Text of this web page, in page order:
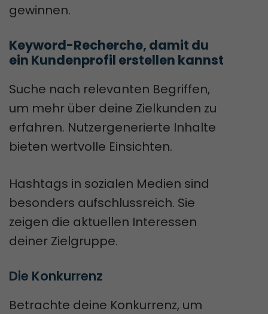
gewinnen.
Keyword-Recherche, damit du
ein Kundenprofil erstellen kannst
Suche nach relevanten Begriffen,
um mehr über deine Zielkunden zu
erfahren. Nutzergenerierte Inhalte
bieten wertvolle Einsichten.
Hashtags in sozialen Medien sind
besonders aufschlussreich. Sie
zeigen die aktuellen Interessen
deiner Zielgruppe.
Betrachte deine Konkurrenz, um